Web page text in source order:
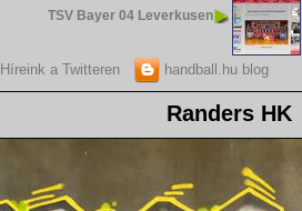
TSV Bayer 04 Leverkusen
Híreink a Twitteren handball.hu blog
Randers HK